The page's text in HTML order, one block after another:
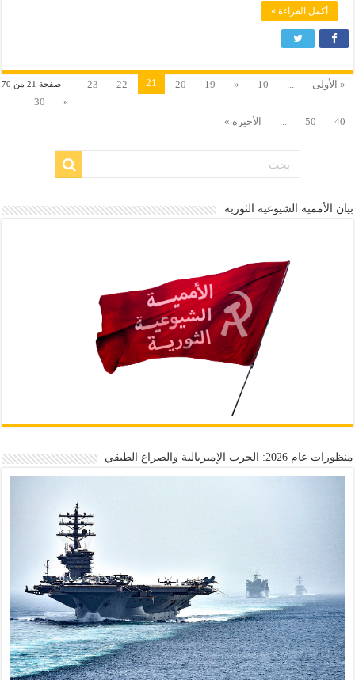
أكمل القراءة »
صفحة 21 من 70 « الأولى ...
10
«
19
20
21
22
23
»
30
40
50
... الأخيرة »
بيان الأممية الشيوعية الثورية
منظورات عام 2026: الحرب الإمبريالية والصراع الطبقي